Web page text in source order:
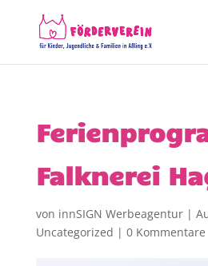
Falknerei
von innSIGN Werbeagentur|
Uncategorized | 0 Kommentare